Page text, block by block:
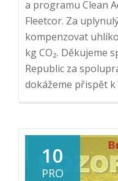
a programu Clean
Fleetcor. Za
kompenzovat
kg CO₂. Děkujeme
Republic za
dokážeme přispět
10
PRO